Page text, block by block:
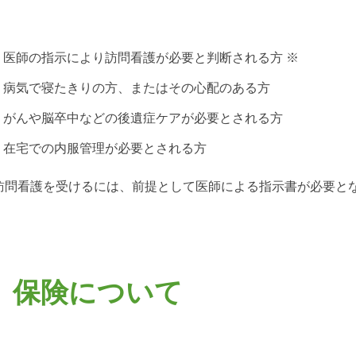
医師の指示により訪問看護が必要と判断される方 ※
病気で寝たきりの方、またはその心配のある方
がんや脳卒中などの後遺症ケアが必要とされる方
在宅での内服管理が必要とされる方
看護を受けるには、前提として医師による指示書が必要と
保険について